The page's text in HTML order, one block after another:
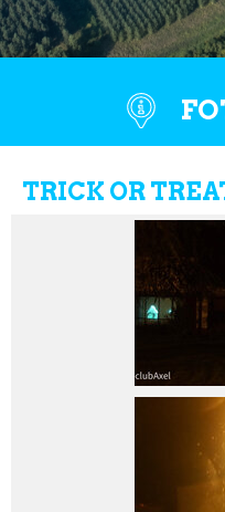
TRICK OR